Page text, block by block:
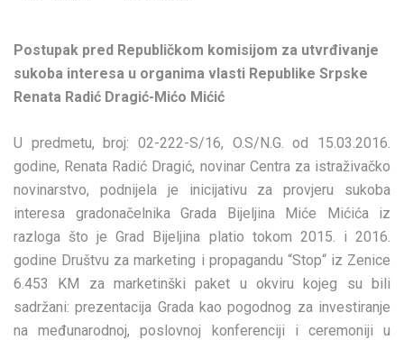
Postupak pred Republičkom komisijom za utvrđivanje
sukoba interesa u organima vlasti Republike Srpske
Renata Radić Dragić-Mićo Mićić
U predmetu, broj: 02-222-S/16, O.S/N.G. od 15.03.2016.
godine, Renata Radić Dragić, novinar Centra za istraživačko
novinarstvo, podnijela je inicijativu za provjeru sukoba
interesa gradonačelnika Grada Bijeljina Miće Mićića iz
razloga što je Grad Bijeljina platio tokom 2015. i 2016.
godine Društvu za marketing i propagandu “Stop“ iz Zenice
6.453 KM za marketinški paket u okviru kojeg su bili
sadržani: prezentacija Grada kao pogodnog za investiranje
na međunarodnoj, poslovnoj konferenciji i ceremoniji u